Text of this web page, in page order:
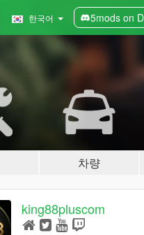
한국어 5mods on
차량
king88pluscom